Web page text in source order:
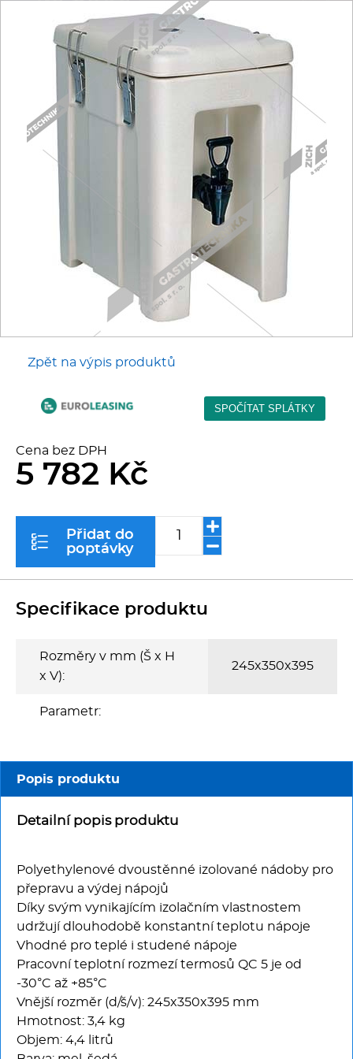
Fritézy
Pánve
Gastronádoby
Grilovací desky - Grily
Prostředky-Změkčovače
Chlazení
Roboty
Kávovary
Řeznické stroje
Konvektomaty/Pece
Kotle
Stolní zařízení
Transport, výdej a regen.
Multifunkce - speciály
Nerez
Ostatní
BAZAR
Zpět na výpis produktů
Cena bez DPH
5 782 Kč
Přidat do
poptávky
Specifikace produktu
Rozměry v mm (Š x H
x V):
245x350x395
Parametr:
Popis produktu
Detailní popis produktu
Polyethylenové dvoustěnné izolované nádoby pro
přepravu a výdej nápojů
Díky svým vynikajícím izolačním vlastnostem
udržují dlouhodobě konstantní teplotu nápoje
Vhodné pro teplé i studené nápoje
Pracovní teplotní rozmezí termosů QC 5 je od
-30°C až +85°C
Vnější rozměr (d/š/v): 245x350x395 mm
Hmotnost: 3,4 kg
Objem: 4,4 litrů